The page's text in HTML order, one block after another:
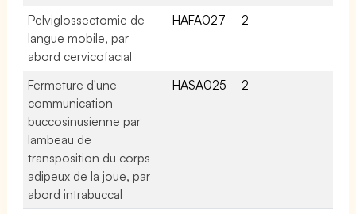
Pelviglossectomie de
langue mobile, par
abord cervicofacial
HAFA027 2
Fermeture d'une
communication
buccosinusienne par
lambeau de
transposition du corps
adipeux de la joue, par
abord intrabuccal
HASA025 2